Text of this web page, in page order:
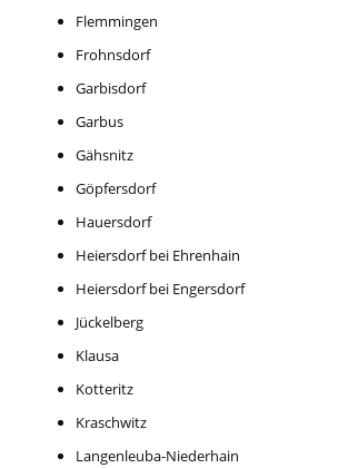
Flemmingen
Frohnsdorf
Garbisdorf
Garbus
Gähsnitz
Göpfersdorf
Hauersdorf
Heiersdorf bei Ehrenhain
Heiersdorf bei Engersdorf
Jückelberg
Klausa
Kotteritz
Kraschwitz
Langenleuba-Niederhain